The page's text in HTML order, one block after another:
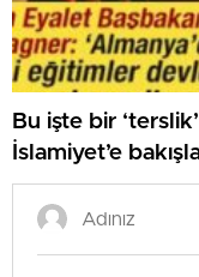
Bu işte bir
İslamiyet’e